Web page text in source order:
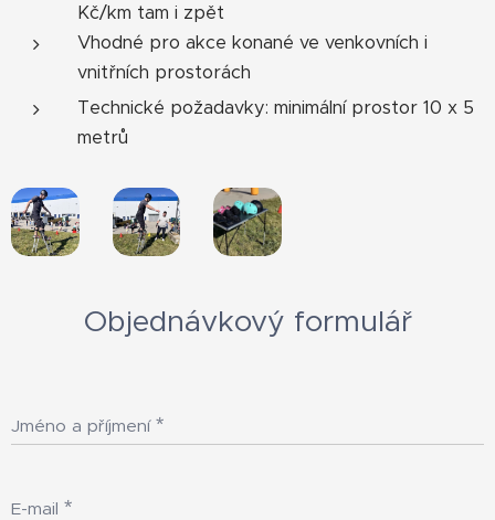
Kč/km tam i zpět
Vhodné pro akce konané ve venkovních i
vnitřních prostorách
Technické požadavky: minimální prostor 10 x 5
metrů
Objednávkový formulář
Jméno a příjmení
E-mail